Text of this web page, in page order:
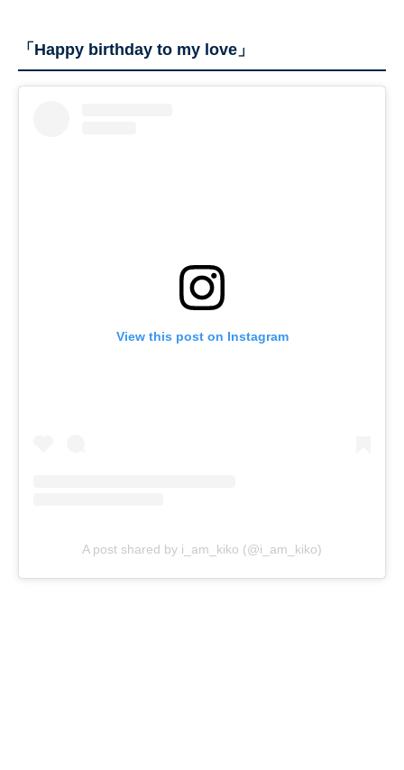
「Happy birthday to my love」
View this post on Instagram
A post shared by i_am_kiko (@i_am_kiko)